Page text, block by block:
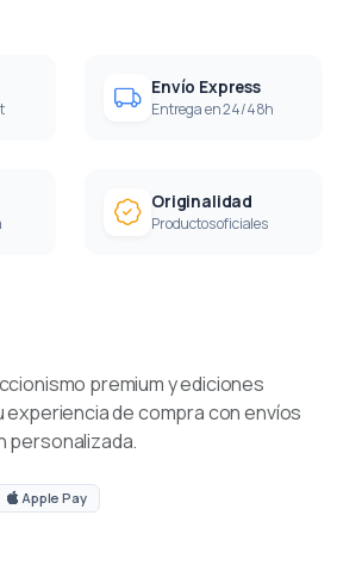
Envío Express
Entrega en 24/48h
Originalidad
Productos oficiales
premium y ediciones
experiencia de compra con envíos
personalizada.
Apple Pay